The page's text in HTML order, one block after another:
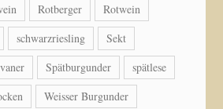
Rotberger
Rotwein
schwarzriesling
Sekt
Spätburgunder
spätlese
Weisser Burgunder